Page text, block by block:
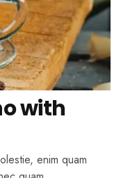
with
enim quam